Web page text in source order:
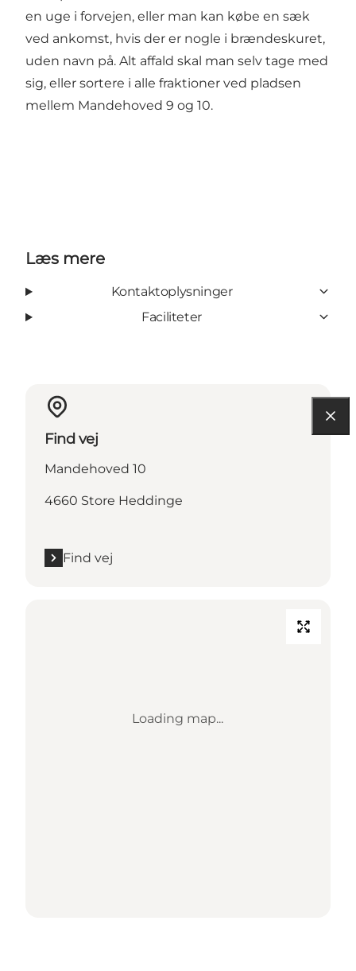
en uge i forvejen, eller man kan købe en sæk
ved ankomst, hvis der er nogle i brændeskuret,
uden navn på. Alt affald skal man selv tage med
sig, eller sortere i alle fraktioner ved pladsen
mellem Mandehoved 9 og 10.
Læs mere
Kontaktoplysninger
Faciliteter
Find vej
Mandehoved 10
4660 Store Heddinge
Find vej
Loading map...